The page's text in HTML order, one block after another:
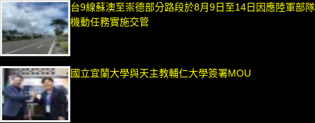
台9線蘇澳至崇德部分路段於8月9日至14日因應陸軍部隊
機動任務實施交管
國立宜蘭大學與天主教輔仁大學簽署MOU